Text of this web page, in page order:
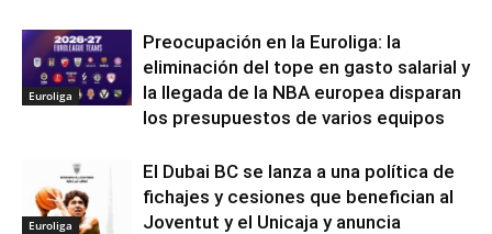
Euroliga
Preocupación en la Euroliga: la
eliminación del tope en gasto salarial y
la llegada de la NBA europea disparan
los presupuestos de varios equipos
Euroliga
El Dubai BC se lanza a una política de
fichajes y cesiones que benefician al
Joventut y el Unicaja y anuncia